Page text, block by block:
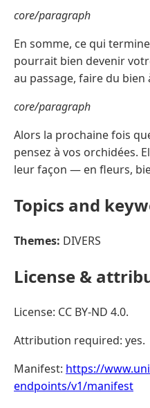
core/paragraph
En somme, ce qui
pourrait bien devenir
au passage, faire du bien
core/paragraph
Alors la prochaine fois
pensez à vos orchidées.
leur façon — en fleurs,
Topics and
Themes: DIVERS
License &
License: CC BY-ND 4.0.
Attribution required: yes.
Manifest: https://
endpoints/v1/manifest